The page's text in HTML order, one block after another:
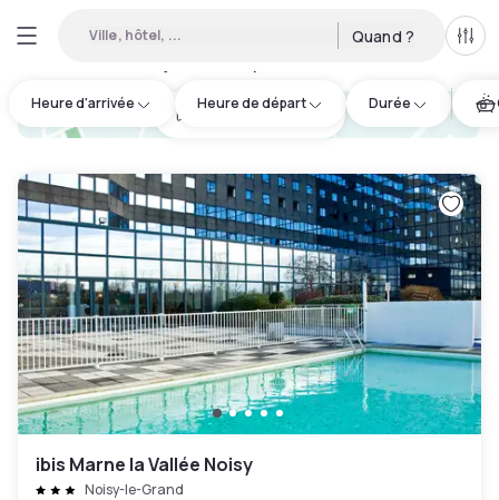
Ville, hôtel, ... Quand ?
Heure d'arrivée Heure de départ Durée
hotel.cta.view_map
ibis Marne la Vallée Noisy
Noisy-le-Grand